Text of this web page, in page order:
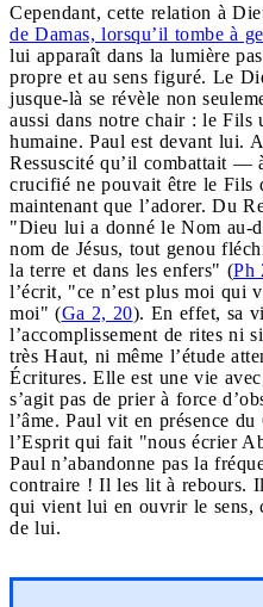
Cependant, cette relation à
de Damas, lorsqu’il tombe à
lui apparaît dans la lumière
propre et au sens figuré. Le
jusque-là se révèle non
aussi dans notre chair : le Fils
humaine. Paul est devant lui.
Ressuscité qu’il combattait —
crucifié ne pouvait être le
maintenant que l’adorer. Du
"Dieu lui a donné le Nom au-
nom de Jésus, tout genou
la terre et dans les enfers" (Ph
l’écrit, "ce n’est plus moi qui
moi" (Ga 2, 20). En effet, sa
l’accomplissement de rites ni
très Haut, ni même l’étude
Écritures. Elle est une vie
s’agit pas de prier à force
l’âme. Paul vit en présence
l’Esprit qui fait "nous écrier
Paul n’abandonne pas la
contraire ! Il les lit à rebours.
qui vient lui en ouvrir le sens,
de lui.